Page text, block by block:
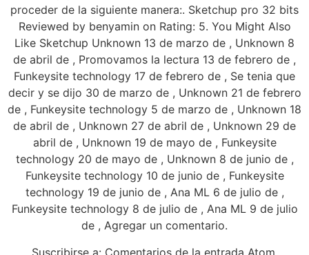
proceder de la siguiente manera:. Sketchup pro 32 bits
Reviewed by benyamin on Rating: 5. You Might Also
Like Sketchup Unknown 13 de marzo de , Unknown 8
de abril de , Promovamos la lectura 13 de febrero de ,
Funkeysite technology 17 de febrero de , Se tenia que
decir y se dijo 30 de marzo de , Unknown 21 de febrero
de , Funkeysite technology 5 de marzo de , Unknown 18
de abril de , Unknown 27 de abril de , Unknown 29 de
abril de , Unknown 19 de mayo de , Funkeysite
technology 20 de mayo de , Unknown 8 de junio de ,
Funkeysite technology 10 de junio de , Funkeysite
technology 19 de junio de , Ana ML 6 de julio de ,
Funkeysite technology 8 de julio de , Ana ML 9 de julio
de , Agregar un comentario.
Suscribirse a: Comentarios de la entrada Atom.